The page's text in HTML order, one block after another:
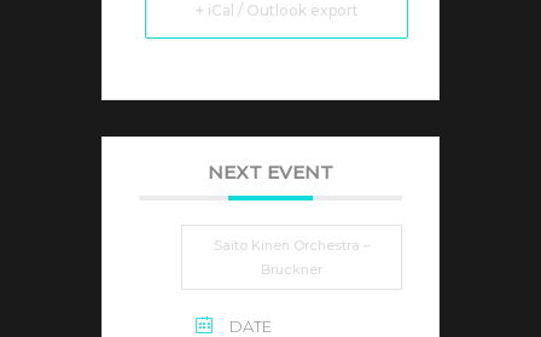
+ iCal / Outlook export
NEXT EVENT
Saito Kinen Orchestra –
Bruckner
DATE